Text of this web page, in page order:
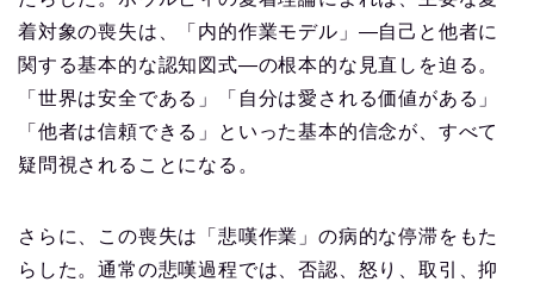
着対象の喪失は、「内的作業モデル」—自己と他者に
関する基本的な認知図式—の根本的な見直しを迫る。
「世界は安全である」「自分は愛される価値がある」
「他者は信頼できる」といった基本的信念が、すべて
疑問視されることになる。
さらに、この喪失は「悲嘆作業」の病的な停滞をもた
らした。通常の悲嘆過程では、否認、怒り、取引、抑